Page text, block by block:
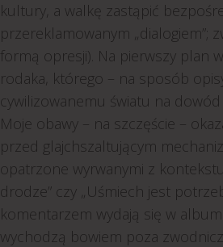
kultury, a walkę zastąpić
przereklamowanym „dialogiem”;
formą opresji). Na pierwszy plan
rodaka, którego – na sposób
cywilizowanemu światu na
Moje obawy – na szczęście –
przed glajchszaltującym
opatrzone wyrwanymi z
drodze” czy „Uśmiech jest
komentarzem wydają się w
wychodzą bowiem poza